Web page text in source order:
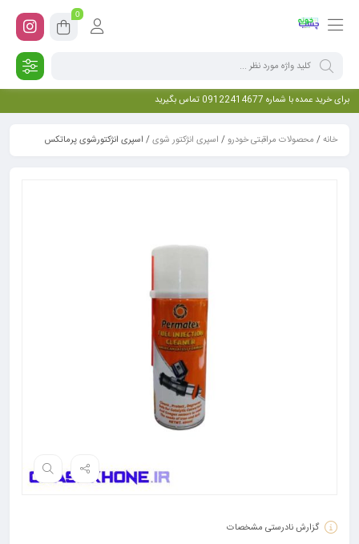
0
برای خرید عمده با شماره 09122414677 تماس بگیرید
خانه/ محصولات مراقبتی خودرو/ اسپری انژکتور شوی/ اسپری انژکتورشوی پرماتکس
گزارش نادرستی مشخصات